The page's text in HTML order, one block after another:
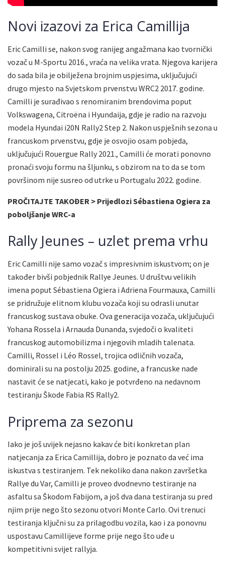
Novi izazovi za Erica Camillija
Eric Camilli se, nakon svog ranijeg angažmana kao tvornički
vozač u M-Sportu 2016., vraća na velika vrata. Njegova karijera
do sada bila je obilježena brojnim uspjesima, uključujući
drugo mjesto na Svjetskom prvenstvu WRC2 2017. godine.
Camilli je surađivao s renomiranim brendovima poput
Volkswagena, Citroëna i Hyundaija, gdje je radio na razvoju
modela Hyundai i20N Rally2 Step 2. Nakon uspješnih sezona u
francuskom prvenstvu, gdje je osvojio osam pobjeda,
uključujući Rouergue Rally 2021., Camilli će morati ponovno
pronaći svoju formu na šljunku, s obzirom na to da se tom
površinom nije susreo od utrke u Portugalu 2022. godine.
PROČITAJTE TAKOĐER > Prijedlozi Sébastiena Ogiera za
poboljšanje WRC-a
Rally Jeunes – uzlet prema vrhu
Eric Camilli nije samo vozač s impresivnim iskustvom; on je
također bivši pobjednik Rallye Jeunes. U društvu velikih
imena poput Sébastiena Ogiera i Adriena Fourmauxa, Camilli
se pridružuje elitnom klubu vozača koji su odrasli unutar
francuskog sustava obuke. Ova generacija vozača, uključujući
Yohana Rossela i Arnauda Dunanda, svjedoči o kvaliteti
francuskog automobilizma i njegovih mladih talenata.
Camilli, Rossel i Léo Rossel, trojica odličnih vozača,
dominirali su na postolju 2025. godine, a francuske nade
nastavit će se natjecati, kako je potvrđeno na nedavnom
testiranju Škode Fabia RS Rally2.
Priprema za sezonu
Iako je još uvijek nejasno kakav će biti konkretan plan
natjecanja za Erica Camillija, dobro je poznato da već ima
iskustva s testiranjem. Tek nekoliko dana nakon završetka
Rallye du Var, Camilli je proveo dvodnevno testiranje na
asfaltu sa Škodom Fabijom, a još dva dana testiranja su pred
njim prije nego što sezonu otvori Monte Carlo. Ovi trenuci
testiranja ključni su za prilagodbu vozila, kao i za ponovnu
uspostavu Camillijeve forme prije nego što uđe u
kompetitivni svijet rallyja.